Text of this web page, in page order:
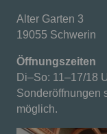
Alter Garten 3
19055 Schwerin
Öffnungszeiten
Di–So: 11–17/18
Sonderöffnungen
möglich.